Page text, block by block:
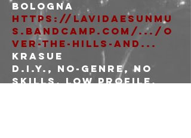
https://lavidaesunmu
s.bandcamp.com/.../o
ver-the-hills-and...
KRASUE
D.I.Y., no-genre, no
skills, low profile,